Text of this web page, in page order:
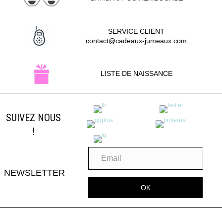
SERVICE CLIENT
contact@cadeaux-jumeaux.com
LISTE DE NAISSANCE
SUIVEZ NOUS
!
NEWSLETTER
OK